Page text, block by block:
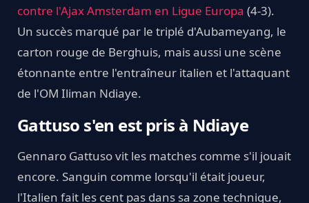
contre l'Ajax Amsterdam en Ligue Europa (4-3).
Un succès marqué par le triplé d'Aubameyang, le
carton rouge de Berghuis, mais aussi une scène
étonnante entre l'entraîneur italien et l'attaquant
de l'OM Iliman Ndiaye.
Gattuso s'en est pris à Ndiaye
Gennaro Gattuso vit les matches comme s'il jouait
encore. Sanguin comme lorsqu'il était joueur,
l'Italien fait les cent pas dans sa zone technique,